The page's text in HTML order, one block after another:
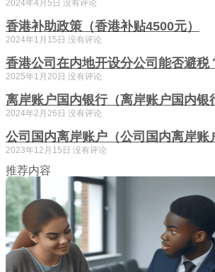
2024年4月5日 没有评论
香港补助政策（香港补贴4500元）
2024年1月15日 没有评论
香港公司在内地开设分公司能否避税
2025年1月20日 没有评论
离岸账户国内银行（离岸账户国内银
2024年2月26日 没有评论
公司国内离岸账户（公司国内离岸账
2023年12月15日 没有评论
推荐内容